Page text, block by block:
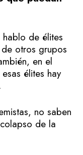
de élites
otros grupos
en el
élites hay
no saben
de la